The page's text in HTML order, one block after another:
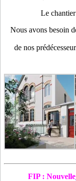
Le
Nous avons besoin
de nos
FIP : Nouvelle